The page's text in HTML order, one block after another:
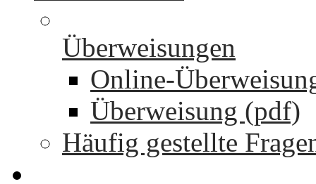
Überweisungen
Online-
Überweisung (pdf)
Häufig gestellte